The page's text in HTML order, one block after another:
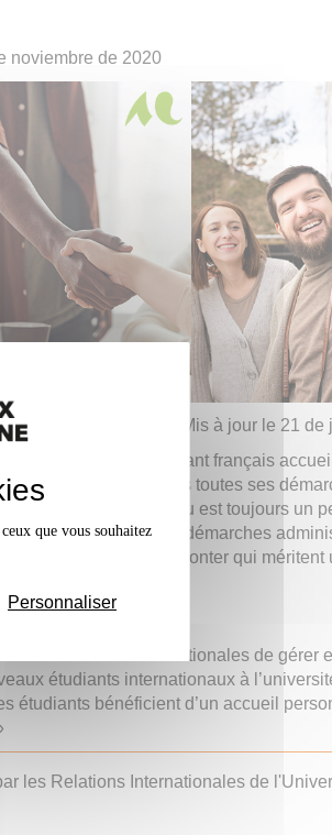
noviembre de 2020
Mis à jour le 21
veut qu’un étudiant français
pour l’aider dans toutes ses
dans un pays inconnu est toujours un
diffèrent, des démarches
des obstacles à surmonter qui méritent
des Relations Internationales de gérer
étudiants internationaux à
étudiants bénéficient d’un accueil
les Relations Internationales de
que vous souhaitez
Personnaliser